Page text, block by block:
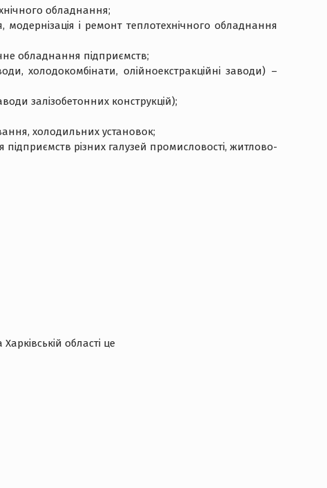
обладнання;
модернізація і ремонт теплотехнічного обладнання
обладнання підприємств;
холодокомбінати, олійноекстракційні заводи) –
залізобетонних конструкцій);
холодильних установок;
підприємств різних галузей промисловості, житлово-
області це